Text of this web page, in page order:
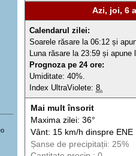
Azi, joi, 6
Calendarul zilei:
Soarele răsare la 06:12 și
Luna răsare la 23:59 și apune
Prognoza pe 24 ore:
Umiditate: 40%.
Index UltraViolete:8.
Mai mult însorit
Maxima zilei: 36°
Vânt: 15 km/h dinspreENE
Șanse de precipitații: 25%